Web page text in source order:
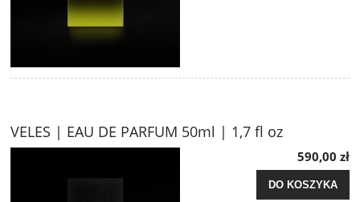
VELES | EAU DE PARFUM 50ml | 1,7 fl oz
590,00 zł
DO KOSZYKA